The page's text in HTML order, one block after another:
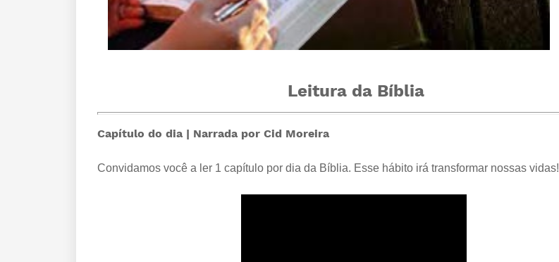
Leitura da Bíblia
Capítulo do dia | Narrada por Cid Moreira
Convidamos você a ler 1 capítulo por dia da Bíblia. Esse hábito irá transformar nossas vidas!